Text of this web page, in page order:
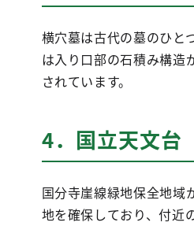
横穴墓は古代の墓のひと
は入り口部の石積み構造
されています。
4．国立天文台
国分寺崖線緑地保全地域
地を確保しており、付近